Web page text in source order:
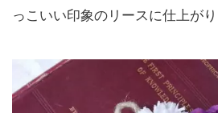
っこいい印象のリースに仕上がり